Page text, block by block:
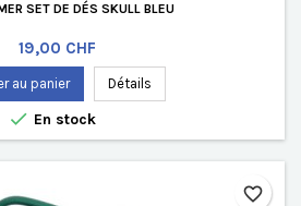
SET DE DÉS SKULL BLEU
Prix
19,00 CHF
au panier Détails
 En stock
favorite_border